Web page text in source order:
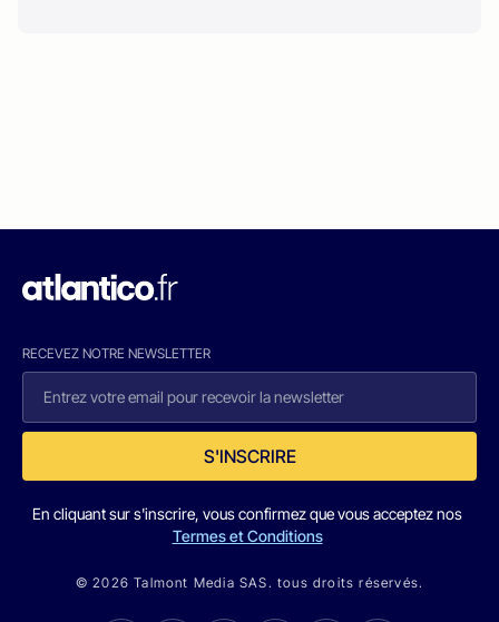
RECEVEZ NOTRE NEWSLETTER
S'INSCRIRE
En cliquant sur s'inscrire, vous confirmez que vous acceptez nos
Termes et Conditions
© 2026 Talmont Media SAS. tous droits réservés.